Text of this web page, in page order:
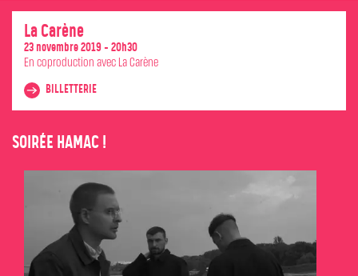
La Carène
23 novembre 2019 - 20h30
En coproduction avec La Carène
BILLETTERIE
SOIRÉE HAMAC !